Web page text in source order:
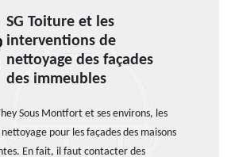
SG Toiture et les
interventions de
nettoyage des façades
des immeubles
Sous Montfort et ses environs, les
pour les façades des maisons
En fait, il faut contacter des